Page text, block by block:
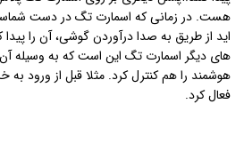
هست. در زمانی که اسمارت تگ در دست
اید از طریق به صدا درآوردن گوشی، آن را
های دیگر اسمارت تگ این است که به وسیله
هوشمند را هم کنترل کرد. مثلا قبل از ورود به
فعال کرد.